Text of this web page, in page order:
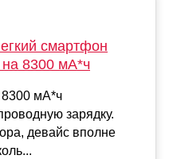
смартфон
на 8300 мА*ч
8300 мА*ч
зарядку.
девайс вполне